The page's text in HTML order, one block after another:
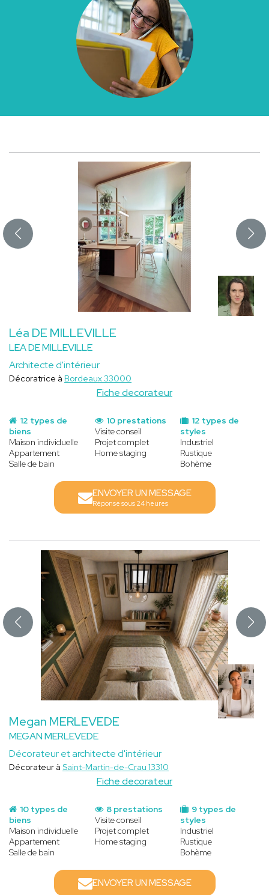
Léa DE MILLEVILLE
LEA DE MILLEVILLE
Architecte d'intérieur
Fiche decorateur
Décoratrice à Bordeaux 33000
12 types de
biens
Maison individuelle
Appartement
Salle de bain
12 types de
styles
Industriel
Rustique
Bohème
10 prestations
Visite conseil
Projet complet
Home staging
ENVOYER UN MESSAGE
Réponse sous 24 heures
Megan MERLEVEDE
MEGAN MERLEVEDE
Décorateur et architecte d'intérieur
Fiche decorateur
Décorateur à Saint-Martin-de-Crau 13310
10 types de
biens
Maison individuelle
Appartement
Salle de bain
9 types de
styles
Industriel
Rustique
Bohème
8 prestations
Visite conseil
Projet complet
Home staging
ENVOYER UN MESSAGE